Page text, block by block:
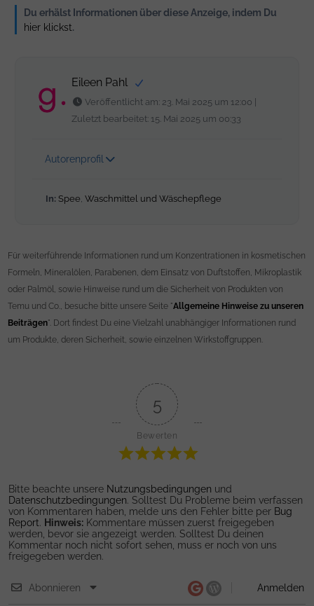
Du erhälst Informationen über diese Anzeige, indem Du
hier klickst.
Eileen Pahl
Veröffentlicht am: 23. Mai 2025 um 12:00 |
Zuletzt bearbeitet: 15. Mai 2025 um 00:33
Autorenprofil
In: Spee ,Waschmittel und Wäschepflege
Für weiterführende Informationen rund um Konzentrationen in kosmetischen
Formeln, Mineralölen, Parabenen, dem Einsatz von Duftstoffen, Mikroplastik
oder Palmöl, sowie Hinweise rund um die Sicherheit von Produkten von
Temu und Co., besuche bitte unsere Seite "Allgemeine Hinweise zu unseren
Beiträgen". Dort findest Du eine Vielzahl unabhängiger Informationen rund
um Produkte, deren Sicherheit, sowie einzelnen Wirkstoffgruppen.
5
Bewerten
Bitte beachte unsere Nutzungsbedingungen und
Datenschutzbedingungen . Solltest Du Probleme beim verfassen
von Kommentaren haben, melde uns den Fehler bitte per Bug
Report
Hinweis: Kommentare müssen zuerst freigegeben
werden, bevor sie angezeigt werden. Solltest Du deinen
Kommentar noch nicht sofort sehen, muss er noch von uns
freigegeben werden.
Abonnieren Anmelden